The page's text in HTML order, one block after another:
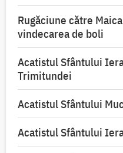
Rugăciune către
vindecarea de boli
Acatistul Sfântului
Trimitundei
Acatistul Sfântului
Acatistul Sfântului